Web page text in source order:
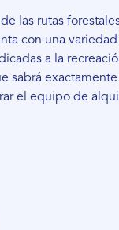
las rutas
con una
a la
sabrá
el equipo de